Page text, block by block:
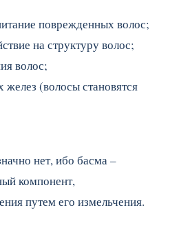
поврежденных волос;
на структуру волос;
волос;
(волосы становятся
нет, ибо басма –
компонент,
путем его измельчения.